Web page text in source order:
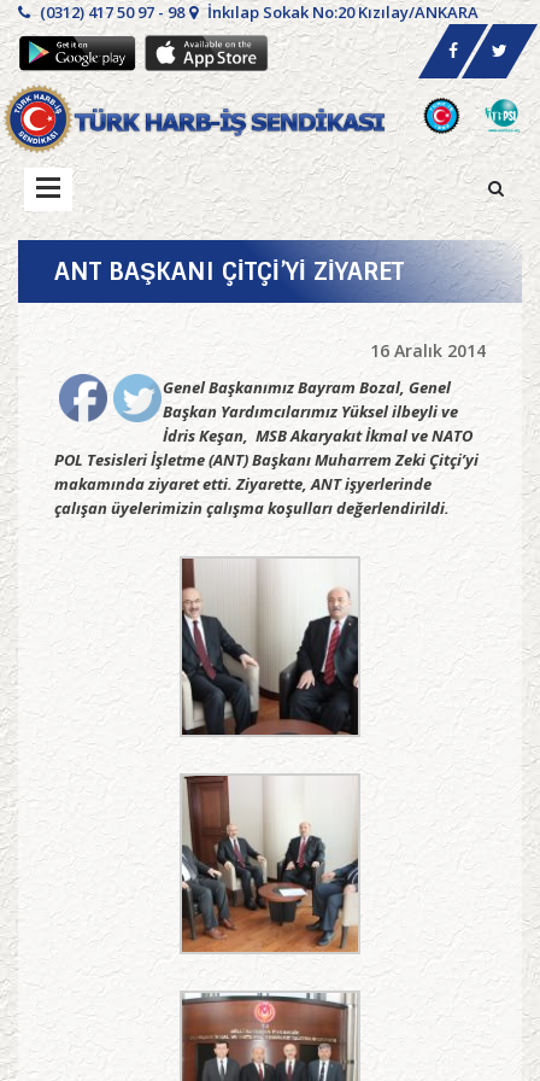
(0312) 417 50 97 - 98 İnkılap Sokak No:20 Kızılay/ANKARA
ANT BAŞKANI ÇİTÇİ’Yİ ZİYARET
16 Aralık 2014
Genel Başkanımız Bayram Bozal, Genel
Başkan Yardımcılarımız Yüksel ilbeyli ve
İdris Keşan, MSB Akaryakıt İkmal ve NATO
POL Tesisleri İşletme (ANT) Başkanı Muharrem Zeki Çitçi’yi
makamında ziyaret etti. Ziyarette, ANT işyerlerinde
çalışan üyelerimizin çalışma koşulları değerlendirildi.